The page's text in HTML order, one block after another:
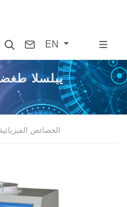
SearchContact
EN
جهاز
الخصائص